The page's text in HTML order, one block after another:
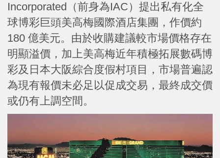
Incorporated（前身為IAC）提出私有化全
球博彩巨頭美高梅國際酒店集團，作價約
180 億美元。由於收購建議較市場價格存在
明顯溢價，加上美高梅近年積極拓展數碼博
彩及日本大阪綜合度假村項目，市場普遍認
為現有報價未必足以促成交易，最終成交價
或仍有上調空間。